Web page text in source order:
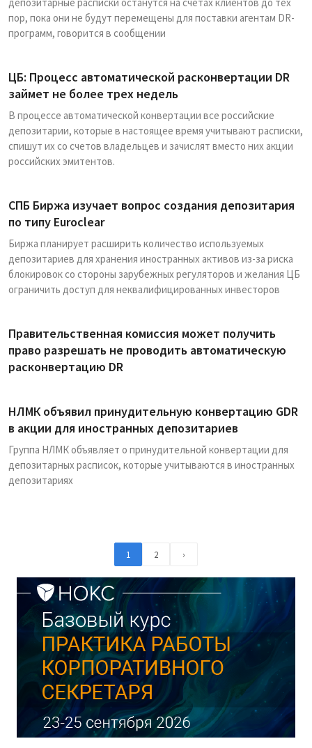
пор, пока они не будут перемещены для поставки агентам DR-
программ, говорится в сообщении
ЦБ: Процесс автоматической расконвертации DR
займет не более трех недель
В процессе автоматической конвертации все российские
депозитарии, которые в настоящее время учитывают расписки,
спишут их со счетов владельцев и зачислят вместо них акции
российских эмитентов.
СПБ Биржа изучает вопрос создания депозитария
по типу Euroclear
Биржа планирует расширить количество используемых
депозитариев для хранения иностранных активов из-за риска
блокировок со стороны зарубежных регуляторов и желания ЦБ
ограничить доступ для неквалифицированных инвесторов
Правительственная комиссия может получить
право разрешать не проводить автоматическую
расконвертацию DR
НЛМК объявил принудительную конвертацию GDR
в акции для иностранных депозитариев
Группа НЛМК объявляет о принудительной конвертации для
депозитарных расписок, которые учитываются в иностранных
депозитариях
1 2 ›